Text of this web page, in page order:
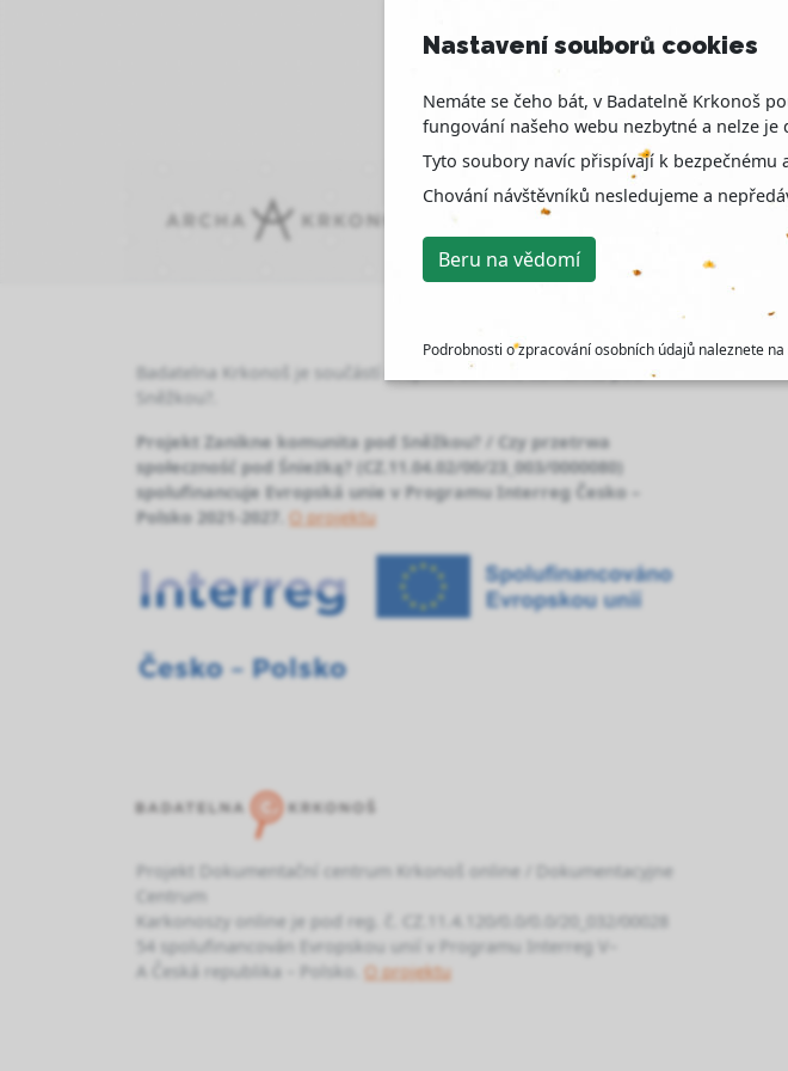
Nastavení souborů cookies
Nemáte se čeho bát, v Badatelně Krkonoš
fungování našeho webu nezbytné a nelze je
Tyto soubory navíc přispívají k bezpečnému
Chování návštěvníků nesledujeme a
Beru na vědomí
Podrobnosti o zpracování osobních údajů naleznete
Badatelna Krkonoš je součástí projektu Zanikne komunita pod
Sněžkou?.
Projekt Zanikne komunita pod Sněžkou? / Czy przetrwa
społeczność pod Śnieżką? (CZ.11.04.02/00/23_003/0000080)
spolufinancuje Evropská unie v Programu Interreg Česko –
Polsko 2021-2027.
O projektu
Projekt Dokumentační centrum Krkonoš online / Dokumentacyjne
Centrum
Karkonoszy online je pod reg. č. CZ.11.4.120/0.0/0.0/20_032/00028
54 spolufinancován Evropskou unií v Programu Interreg V–
A Česká republika – Polsko. O projektu